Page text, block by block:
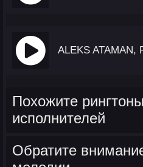
ALEKS
Похожите
исполнителей
Обратите